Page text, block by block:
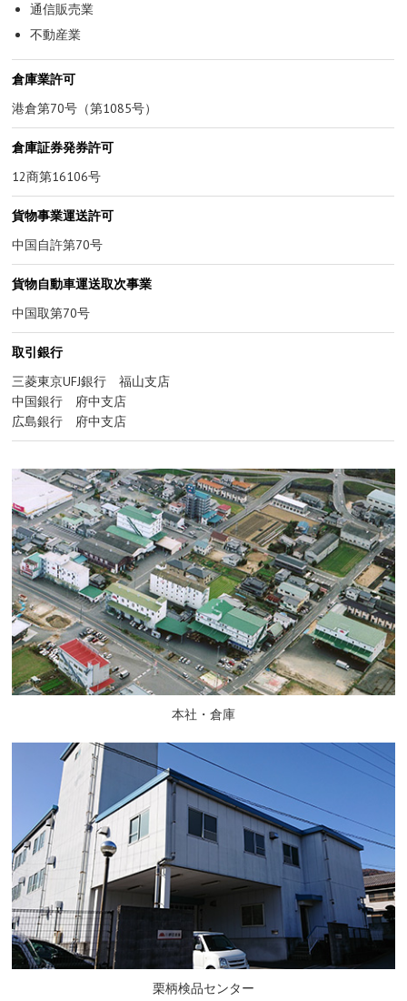
通信販売業
不動産業
倉庫業許可
港倉第70号（第1085号）
倉庫証券発券許可
12商第16106号
貨物事業運送許可
中国自許第70号
貨物自動車運送取次事業
中国取第70号
取引銀行
三菱東京UFJ銀行 福山支店
中国銀行 府中支店
広島銀行 府中支店
本社・倉庫
栗柄検品センター